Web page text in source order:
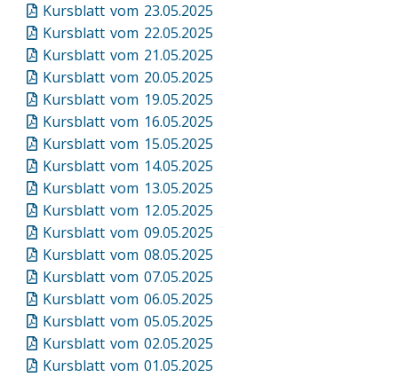
Kursblatt vom 23.05.2025
Kursblatt vom 22.05.2025
Kursblatt vom 21.05.2025
Kursblatt vom 20.05.2025
Kursblatt vom 19.05.2025
Kursblatt vom 16.05.2025
Kursblatt vom 15.05.2025
Kursblatt vom 14.05.2025
Kursblatt vom 13.05.2025
Kursblatt vom 12.05.2025
Kursblatt vom 09.05.2025
Kursblatt vom 08.05.2025
Kursblatt vom 07.05.2025
Kursblatt vom 06.05.2025
Kursblatt vom 05.05.2025
Kursblatt vom 02.05.2025
Kursblatt vom 01.05.2025